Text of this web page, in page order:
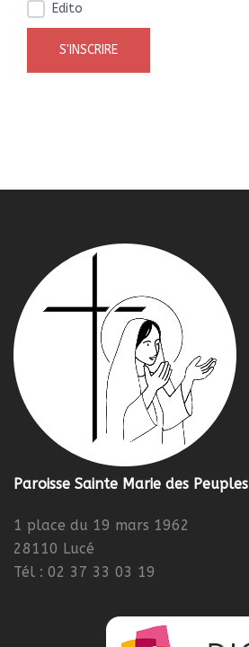
Edito
Paroisse Sainte Marie des Peuples
1 place du 19 mars 1962
28110 Lucé
Tél : 02 37 33 03 19